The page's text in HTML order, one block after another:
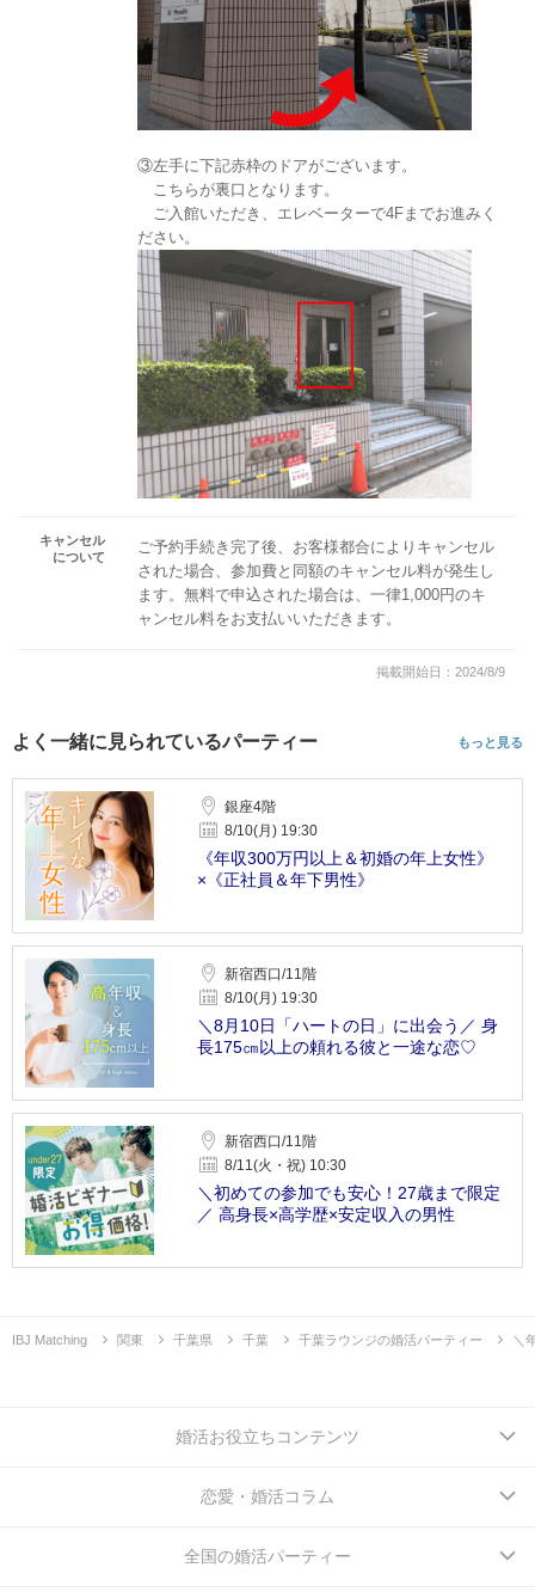
③左手に下記赤枠のドアがございます。
こちらが裏口となります。
ご入館いただき、エレベーターで4Fまでお進みく
ださい。
キャンセル
について
ご予約手続き完了後、お客様都合によりキャンセル
された場合、参加費と同額のキャンセル料が発生し
ます。無料で申込された場合は、一律1,000円のキ
ャンセル料をお支払いいただきます。
掲載開始日：2024/8/9
よく一緒に見られているパーティー もっと見る
銀座4階
8/10(月) 19:30
《年収300万円以上＆初婚の年上女性》
×《正社員＆年下男性》
新宿西口/11階
8/10(月) 19:30
＼8月10日「ハートの日」に出会う／ 身
長175㎝以上の頼れる彼と一途な恋♡
新宿西口/11階
8/11(火・祝) 10:30
＼初めての参加でも安心！27歳まで限定
／ 高身長×高学歴×安定収入の男性
IBJ Matching 関東 千葉県 千葉 千葉ラウンジの婚活パーティー ＼
婚活お役立ちコンテンツ
恋愛・婚活コラム
全国の婚活パーティー